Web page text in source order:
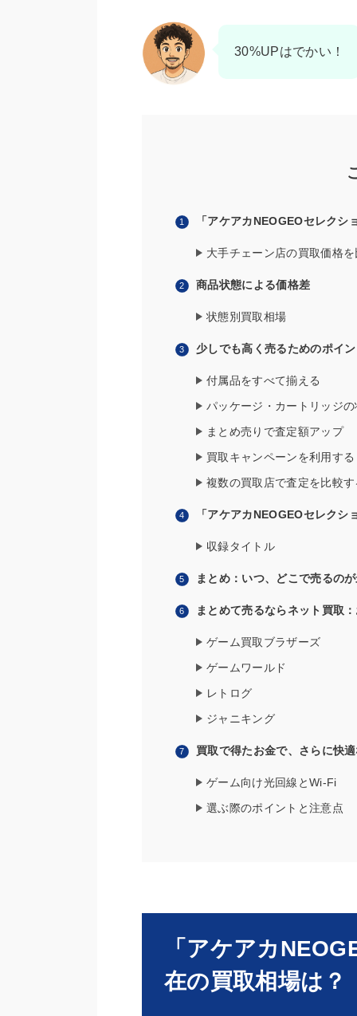
30%UPはでかい！
「アケアカNEOGEOセレク
大手チェーン店の買取価格
商品状態による価格差
状態別買取相場
少しでも高く売るためのポイ
付属品をすべて揃える
パッケージ・カートリッジ
まとめ売りで査定額アップ
買取キャンペーンを利用する
複数の買取店で査定を比較す
「アケアカNEOGEOセレク
収録タイトル
まとめ：いつ、どこで売るの
まとめて売るならネット買取
ゲーム買取ブラザーズ
ゲームワールド
レトログ
ジャニキング
買取で得たお金で、さらに快
ゲーム向け光回線とWi-Fi
選ぶ際のポイントと注意点
「アケアカ
在の買取相場は？